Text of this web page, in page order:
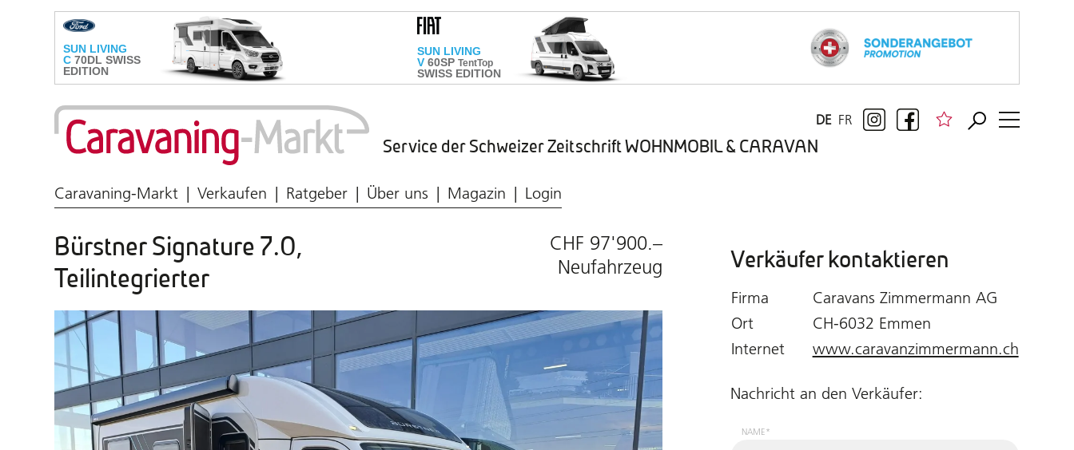
Service der Schweizer Zeitschrift WOHNMOBIL & CARAVAN
FR
DE
Caravaning-Markt Verkaufen Ratgeber Über uns Magazin Login
Bürstner Signature 7.0,
Teilintegrierter
CHF 97'900.–
Neufahrzeug
Verkäufer kontaktieren
Firma
Caravans Zimmermann AG
Ort
CH-6032 Emmen
Internet
www.caravanzimmermann.ch
Nachricht an den Verkäufer:
NAME*